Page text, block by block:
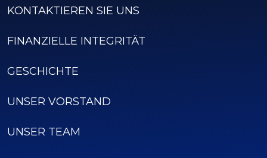
KONTAKTIEREN SIE UNS
FINANZIELLE INTEGRITÄT
GESCHICHTE
UNSER VORSTAND
UNSER TEAM